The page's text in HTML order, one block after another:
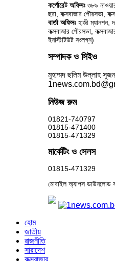
কর্পোরেট অফিসঃ ৩৮৯
ছরা, কক্সবাজার পৌরসভা,
বার্তা অফিসঃহাজী ম্যানশন,
কক্সবাজার পৌরসভা,
ইনস্টিটিউট সংলগ্ন)
সম্পাদক ও সিইও
মুহাম্মদ ছলিম উল্লাহ
নিউজ রুম
01821-740797
01815-471400
01815-471329
মার্কেটিং ও সেলস
01815-471329
মোবাইল অ্যাপস ডাউনলোড
হোম
জাতীয়
রাজনীতি
সারাদেশ
কক্সবাজার